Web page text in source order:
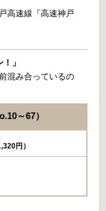
高速線『高速神戸
」
混み合っているの
～67）
円）